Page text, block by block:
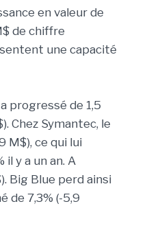
en valeur de
de chiffre
une capacité
progressé de 1,5
Chez Symantec, le
M$), ce qui lui
y a un an. A
Big Blue perd ainsi
de 7,3% (-5,9